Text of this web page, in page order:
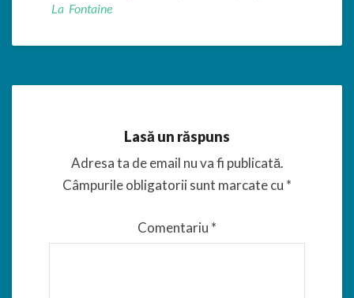
La Fontaine
Lasă un răspuns
Adresa ta de email nu va fi publicată.
Câmpurile obligatorii sunt marcate cu *
Comentariu *